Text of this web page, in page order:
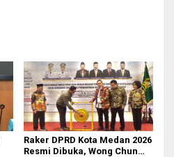
Raker DPRD Kota Medan 2026
Resmi Dibuka, Wong Chun